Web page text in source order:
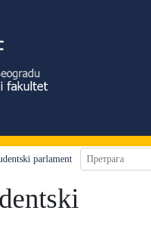
parlament